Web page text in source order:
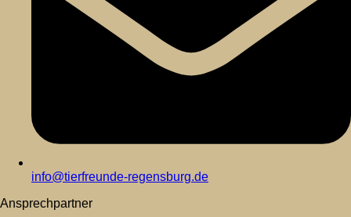
info@tierfreunde-regensburg.de
Ansprechpartner